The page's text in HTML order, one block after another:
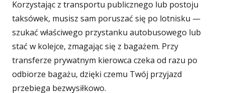
Korzystając z transportu publicznego lub postoju
taksówek, musisz sam poruszać się po lotnisku —
szukać właściwego przystanku autobusowego lub
stać w kolejce, zmagając się z bagażem. Przy
transferze prywatnym kierowca czeka od razu po
odbiorze bagażu, dzięki czemu Twój przyjazd
przebiega bezwysiłkowo.